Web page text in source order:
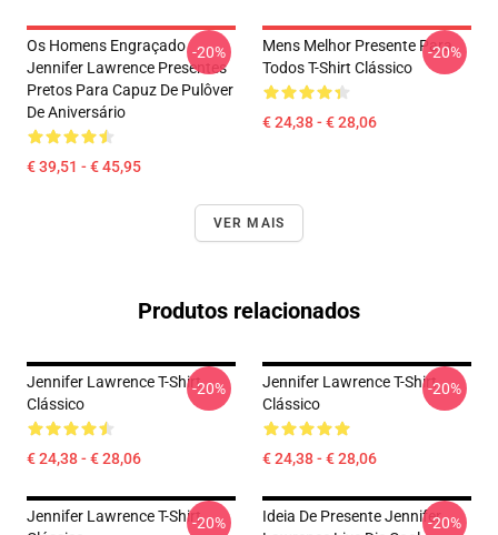
Os Homens Engraçado
Jennifer Lawrence Presentes
Pretos Para Capuz De Pulôver
De Aniversário
€ 39,51 - € 45,95
-20%
Mens Melhor Presente Para
Todos T-Shirt Clássico
€ 24,38 - € 28,06
-20%
VER MAIS
Produtos relacionados
Jennifer Lawrence T-Shirt
Clássico
€ 24,38 - € 28,06
-20%
Jennifer Lawrence T-Shirt
Clássico
€ 24,38 - € 28,06
-20%
Jennifer Lawrence T-Shirt-20%
Ideia De Presente Jennifer-20%